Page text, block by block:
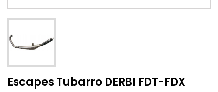
Escapes Tubarro DERBI FDT-FDX